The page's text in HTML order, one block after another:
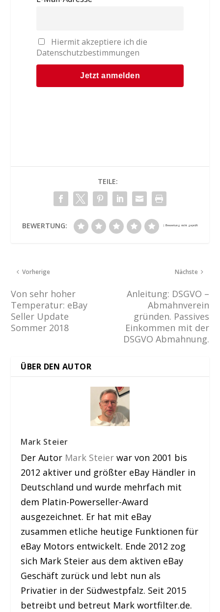
Hiermit akzeptiere ich die
Datenschutzbestimmungen
TEILE:
BEWERTUNG:
Vorherige
Von sehr hoher
Temperatur: eBay
Seller Update
Sommer 2018
Nächste
Anleitung: DSGVO –
Abmahnverein
gründen. Passives
Einkommen mit der
DSGVO Abmahnung.
ÜBER DEN AUTOR
Mark Steier
Der Autor Mark Steier war von 2001 bis
2012 aktiver und größter eBay Händler in
Deutschland und wurde mehrfach mit
dem Platin-Powerseller-Award
ausgezeichnet. Er hat mit eBay
zusammen etliche heutige Funktionen für
eBay Motors entwickelt. Ende 2012 zog
sich Mark Steier aus dem aktiven eBay
Geschäft zurück und lebt nun als
Privatier in der Südwestpfalz. Seit 2015
betreibt und betreut Mark wortfilter.de.